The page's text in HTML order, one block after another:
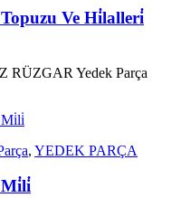
Ve Hi̇lalleri̇
RÜZGAR Yedek Parça
, YEDEK PARÇA
Mi̇li̇